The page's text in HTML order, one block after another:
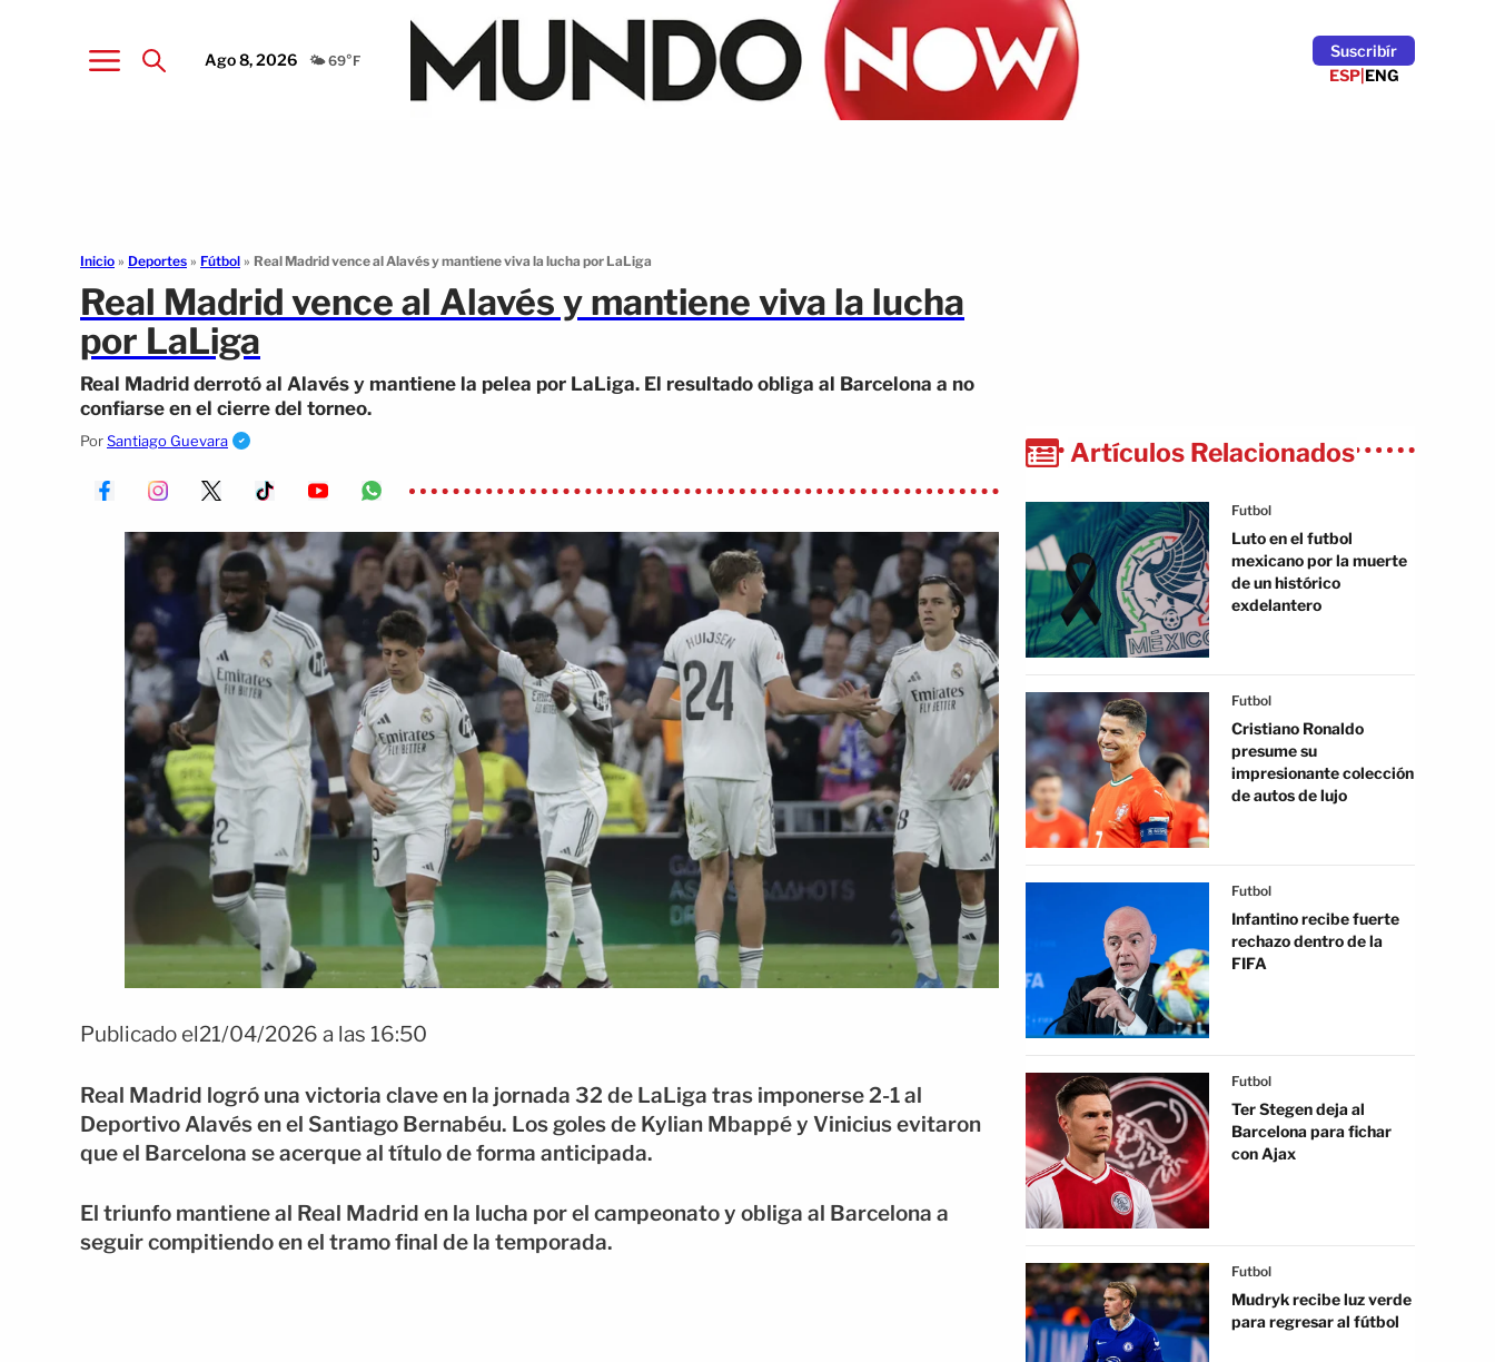
Ago 8, 2026 🌤️ 69°F
Suscribír
ESP|ENG
Inicio » Deportes » Fútbol » Real Madrid vence al Alavés y mantiene viva la lucha por LaLiga
Real Madrid vence al Alavés y mantiene viva la lucha
por LaLiga
Real Madrid derrotó al Alavés y mantiene la pelea por LaLiga. El resultado obliga al Barcelona a no
confiarse en el cierre del torneo.
PorSantiago Guevara
Publicado el21/04/2026 a las 16:50
Real Madrid logró una victoria clave en la jornada 32 de LaLiga tras imponerse 2-1 al
Deportivo Alavés en el Santiago Bernabéu. Los goles de Kylian Mbappé y Vinicius evitaron
que el Barcelona se acerque al título de forma anticipada.
El triunfo mantiene al Real Madrid en la lucha por el campeonato y obliga al Barcelona a
seguir compitiendo en el tramo final de la temporada.
Artículos Relacionados
Futbol
Luto en el futbol
mexicano por la muerte
de un histórico
exdelantero
Futbol
Cristiano Ronaldo
presume su
impresionante colección
de autos de lujo
Futbol
Infantino recibe fuerte
rechazo dentro de la
FIFA
Futbol
Ter Stegen deja al
Barcelona para fichar
con Ajax
Futbol
Mudryk recibe luz verde
para regresar al fútbol